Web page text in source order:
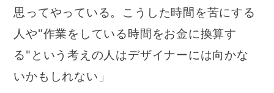
思ってやっている。こうした時間を苦にする
人や"作業をしている時間をお金に換算す
る"という考えの人はデザイナーには向かな
いかもしれない」